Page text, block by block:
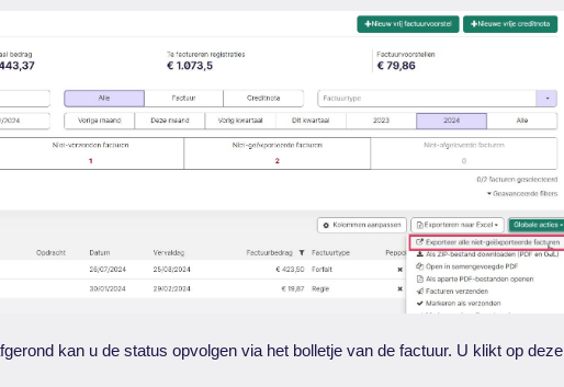
kan u de status opvolgen via het bolletje van de factuur. U klikt op deze